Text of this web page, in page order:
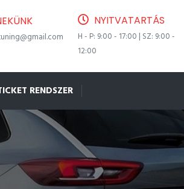
NYITVATARTÁS
H - P: 9:00 - 17:00 | SZ: 9:00 -
12:00
RENDSZER